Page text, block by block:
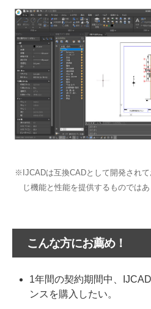
※IJCADは互換CADとして開発され
じ機能と性能を提供するものではあ
こんな方にお薦め！
1年間の契約期間中、
ンスを購入したい。